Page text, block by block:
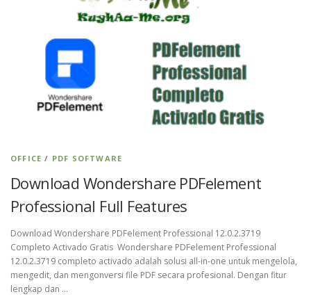
OFFICE / PDF SOFTWARE
Download Wondershare PDFelement
Professional Full Features
Download Wondershare PDFelement Professional 12.0.2.3719
Completo Activado Gratis Wondershare PDFelement Professional
12.0.2.3719 completo activado adalah solusi all-in-one untuk mengelola,
mengedit, dan mengonversi file PDF secara profesional. Dengan fitur
lengkap dan …